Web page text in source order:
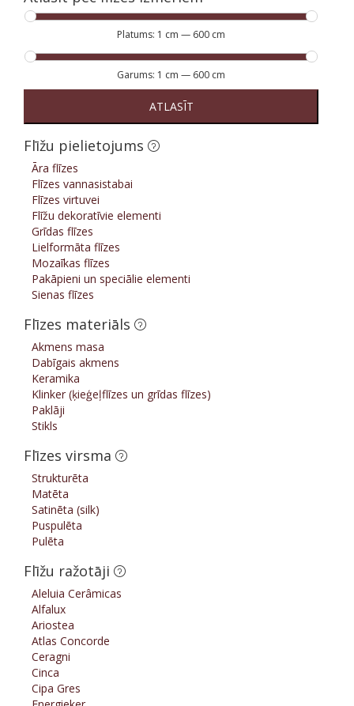
Platums: 1 cm — 600 cm
Garums: 1 cm — 600 cm
ATLASĪT
Flīžu pielietojums
Āra flīzes
Flīzes vannasistabai
Flīzes virtuvei
Flīžu dekoratīvie elementi
Grīdas flīzes
Lielformāta flīzes
Mozaīkas flīzes
Pakāpieni un speciālie elementi
Sienas flīzes
Flīzes materiāls
Akmens masa
Dabīgais akmens
Keramika
Klinker (ķieģeļflīzes un grīdas flīzes)
Paklāji
Stikls
Flīzes virsma
Strukturēta
Matēta
Satinēta (silk)
Puspulēta
Pulēta
Flīžu ražotāji
Aleluia Cerâmicas
Alfalux
Ariostea
Atlas Concorde
Ceragni
Cinca
Cipa Gres